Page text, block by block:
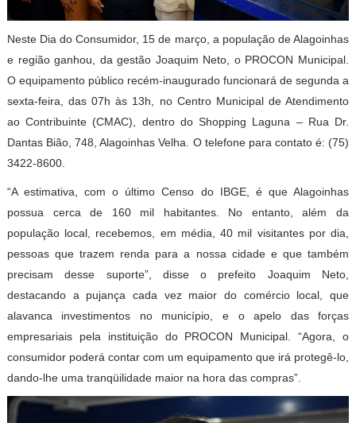
Neste Dia do Consumidor, 15 de março, a população de Alagoinhas
e região ganhou, da gestão Joaquim Neto, o PROCON Municipal.
O equipamento público recém-inaugurado funcionará de segunda a
sexta-feira, das 07h às 13h, no Centro Municipal de Atendimento
ao Contribuinte (CMAC), dentro do Shopping Laguna – Rua Dr.
Dantas Bião, 748, Alagoinhas Velha. O telefone para contato é: (75)
3422-8600.
“A estimativa, com o último Censo do IBGE, é que Alagoinhas
possua cerca de 160 mil habitantes. No entanto, além da
população local, recebemos, em média, 40 mil visitantes por dia,
pessoas que trazem renda para a nossa cidade e que também
precisam desse suporte”, disse o prefeito Joaquim Neto,
destacando a pujança cada vez maior do comércio local, que
alavanca investimentos no município, e o apelo das forças
empresariais pela instituição do PROCON Municipal. “Agora, o
consumidor poderá contar com um equipamento que irá protegê-lo,
dando-lhe uma tranqüilidade maior na hora das compras”.